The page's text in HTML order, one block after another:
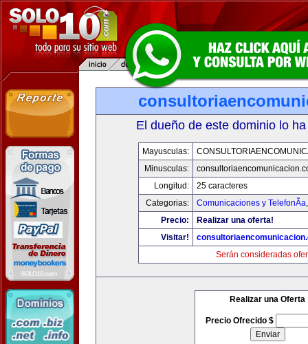
El dueño de este dominio lo
Mayusculas:
Minusculas:
Longitud:
25 caracteres
Categorias:
Comunicaciones y TelefonÃ­a
Precio:
Realizar una oferta!
Visitar!
Serán consideradas
Realizar una Oferta
Precio Ofrecido $